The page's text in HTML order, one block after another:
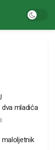
dva mladića
0
maloljetnik